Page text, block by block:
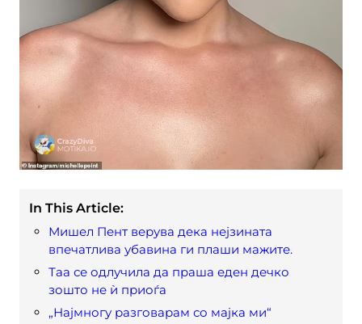
In This Article:
Мишел Пент верува дека нејзината
впечатлива убавина ги плаши мажите.
Таа се одлучила да праша еден дечко
зошто не ѝ приоѓа
„Најмногу разговарам со мајка ми“